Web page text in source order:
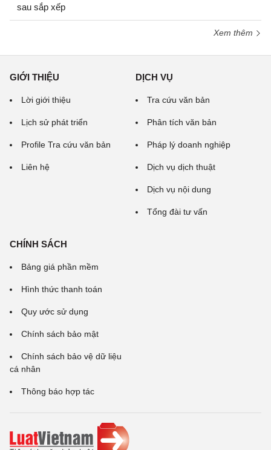
sau sắp xếp
Xem thêm
GIỚI THIỆU
Lời giới thiệu
Lịch sử phát triển
Profile Tra cứu văn bản
Liên hệ
DỊCH VỤ
Tra cứu văn bản
Phân tích văn bản
Pháp lý doanh nghiệp
Dịch vụ dịch thuật
Dịch vụ nội dung
Tổng đài tư vấn
CHÍNH SÁCH
Bảng giá phần mềm
Hình thức thanh toán
Quy ước sử dụng
Chính sách bảo mật
Chính sách bảo vệ dữ liệu
cá nhân
Thông báo hợp tác